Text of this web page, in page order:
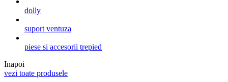
dolly
suport ventuza
piese si accesorii trepied
Inapoi
vezi toate produsele